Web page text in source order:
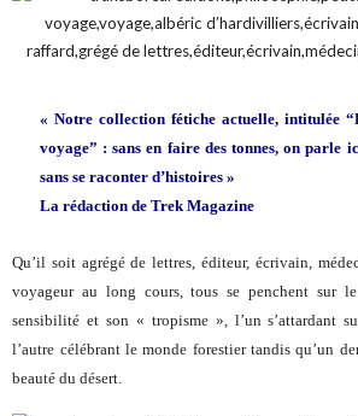
« Notre collection fétiche actuelle, intitulée
voyage” : sans en faire des tonnes, on parle
sans se raconter d’histoires »
La rédaction deTrek Magazine
Qu’il soit agrégé de lettres, éditeur, écrivain,
voyageur au long cours, tous se penchent sur
sensibilité et son « tropisme », l’un s’attardant
l’autre célébrant le monde forestier tandis qu’un
beauté du désert.